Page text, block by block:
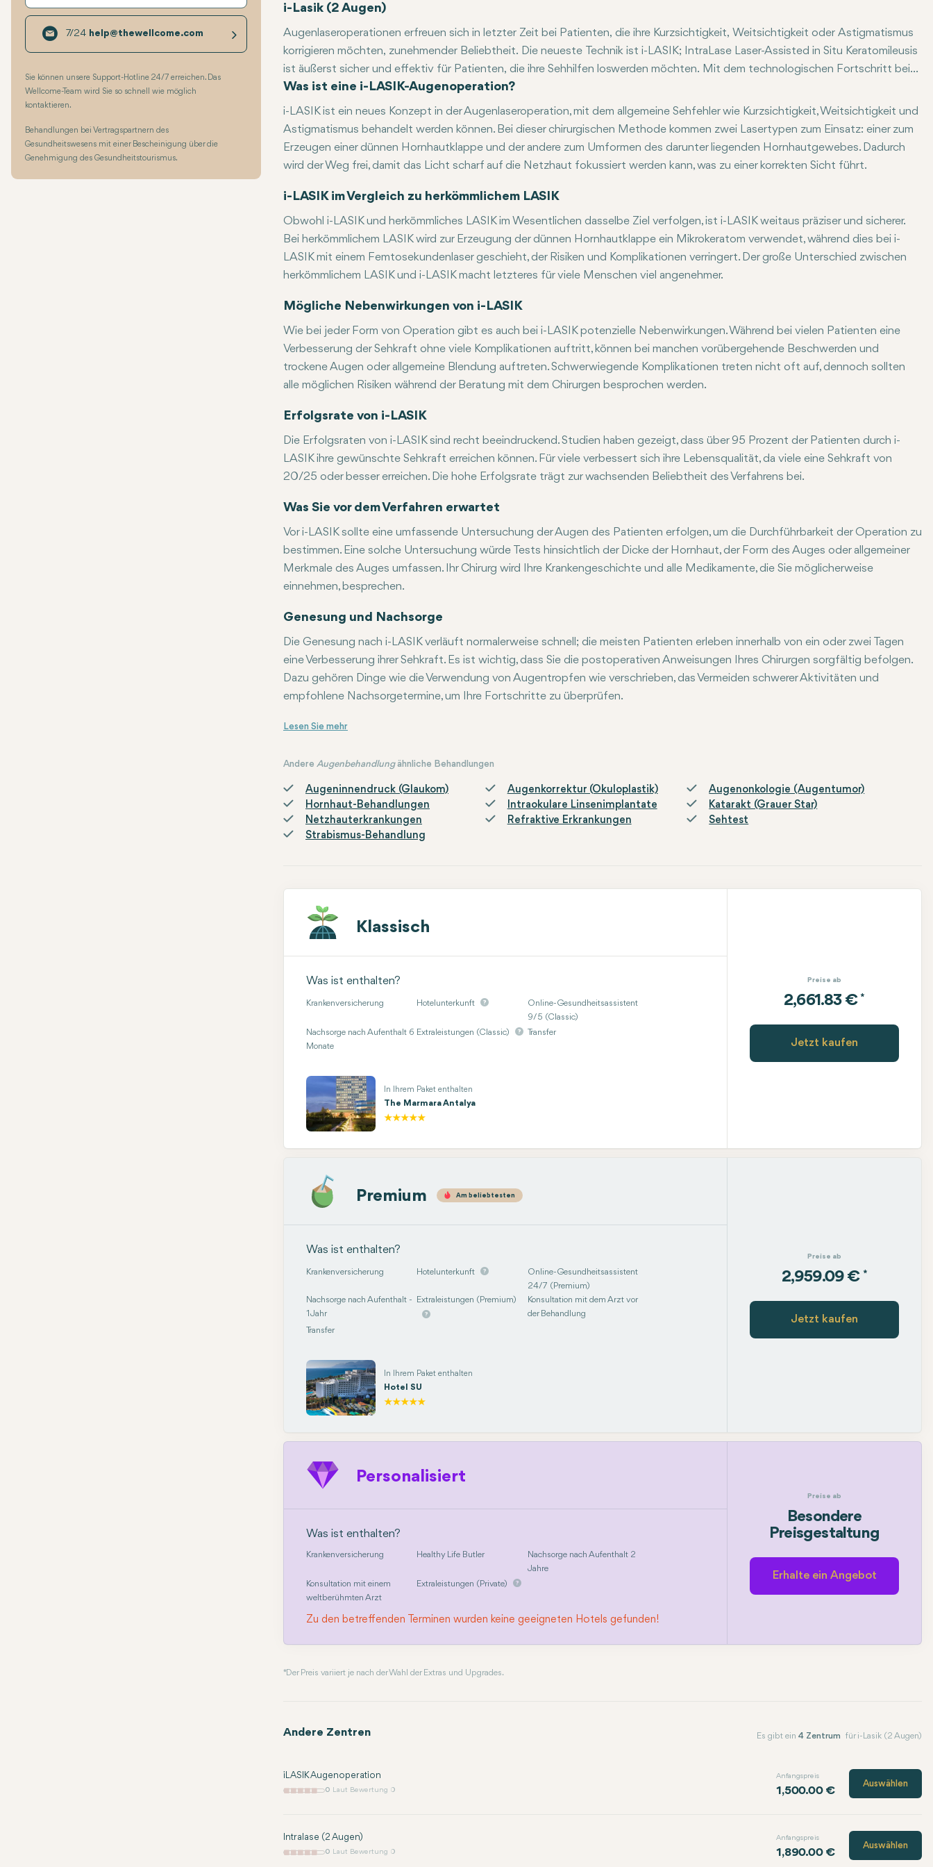
i-Lasik (2 Augen)
Augenlaseroperationen erfreuen sich in letzter Zeit bei Patienten, die ihre Kurzsichtigkeit, Weitsichtigkeit oder Astigmatismus
korrigieren möchten, zunehmender Beliebtheit. Die neueste Technik ist i-LASIK; IntraLase Laser-Assisted in Situ Keratomileusis
ist äußerst sicher und effektiv für Patienten, die ihre Sehhilfen loswerden möchten. Mit dem technologischen Fortschritt bei
diesem Verfahren interessieren sich immer mehr Menschen für die Operation, da sie zahlreiche Vorteile bietet und eine hohe
Erfolgsquote aufweist.
Neuartige Kombination aus Femtosekundenlaserpräzision und wellenfrontgeführten Techniken – vier Kennzeichen des i-
Was ist eine i-LASIK-Augenoperation?
i-LASIK ist ein neues Konzept in der Augenlaseroperation, mit dem allgemeine Sehfehler wie Kurzsichtigkeit, Weitsichtigkeit und
Astigmatismus behandelt werden können. Bei dieser chirurgischen Methode kommen zwei Lasertypen zum Einsatz: einer zum
Erzeugen einer dünnen Hornhautklappe und der andere zum Umformen des darunter liegenden Hornhautgewebes. Dadurch
wird der Weg frei, damit das Licht scharf auf die Netzhaut fokussiert werden kann, was zu einer korrekten Sicht führt.
i-LASIK im Vergleich zu herkömmlichem LASIK
Obwohl i-LASIK und herkömmliches LASIK im Wesentlichen dasselbe Ziel verfolgen, ist i-LASIK weitaus präziser und sicherer.
Bei herkömmlichem LASIK wird zur Erzeugung der dünnen Hornhautklappe ein Mikrokeratom verwendet, während dies bei i-
LASIK mit einem Femtosekundenlaser geschieht, der Risiken und Komplikationen verringert. Der große Unterschied zwischen
herkömmlichem LASIK und i-LASIK macht letzteres für viele Menschen viel angenehmer.
Mögliche Nebenwirkungen von i-LASIK
Wie bei jeder Form von Operation gibt es auch bei i-LASIK potenzielle Nebenwirkungen. Während bei vielen Patienten eine
Verbesserung der Sehkraft ohne viele Komplikationen auftritt, können bei manchen vorübergehende Beschwerden und
trockene Augen oder allgemeine Blendung auftreten. Schwerwiegende Komplikationen treten nicht oft auf, dennoch sollten
alle möglichen Risiken während der Beratung mit dem Chirurgen besprochen werden.
Erfolgsrate von i-LASIK
Die Erfolgsraten von i-LASIK sind recht beeindruckend. Studien haben gezeigt, dass über 95 Prozent der Patienten durch i-
LASIK ihre gewünschte Sehkraft erreichen können. Für viele verbessert sich ihre Lebensqualität, da viele eine Sehkraft von
20/25 oder besser erreichen. Die hohe Erfolgsrate trägt zur wachsenden Beliebtheit des Verfahrens bei.
Was Sie vor dem Verfahren erwartet
Vor i-LASIK sollte eine umfassende Untersuchung der Augen des Patienten erfolgen, um die Durchführbarkeit der Operation zu
bestimmen. Eine solche Untersuchung würde Tests hinsichtlich der Dicke der Hornhaut, der Form des Auges oder allgemeiner
Merkmale des Auges umfassen. Ihr Chirurg wird Ihre Krankengeschichte und alle Medikamente, die Sie möglicherweise
einnehmen, besprechen.
Genesung und Nachsorge
Die Genesung nach i-LASIK verläuft normalerweise schnell; die meisten Patienten erleben innerhalb von ein oder zwei Tagen
eine Verbesserung ihrer Sehkraft. Es ist wichtig, dass Sie die postoperativen Anweisungen Ihres Chirurgen sorgfältig befolgen.
Dazu gehören Dinge wie die Verwendung von Augentropfen wie verschrieben, das Vermeiden schwerer Aktivitäten und
empfohlene Nachsorgetermine, um Ihre Fortschritte zu überprüfen.
i-LASIK ist in der Tat eine revolutionäre Lösung für Menschen, die im Alltag keine Brille oder Kontaktlinsen tragen möchten.
Andere Augenbehandlungähnliche Behandlungen
Augeninnendruck (Glaukom) Augenkorrektur (Okuloplastik)
Augenonkologie (Augentumor)
Hornhaut-Behandlungen
Intraokulare Linsenimplantate
Katarakt (Grauer Star)
Netzhauterkrankungen
Refraktive Erkrankungen
Sehtest
Strabismus-Behandlung
Klassisch
Was ist enthalten?
Krankenversicherung Hotelunterkunft
Online-Gesundheitsassistent
9/5 (Classic)
Nachsorge nach Aufenthalt 6
Monate
Extraleistungen (Classic) Transfer
In Ihrem Paket enthalten
The Marmara Antalya
Preise ab
2,661.83 € *
Jetzt kaufen
Premium Am beliebtesten
Was ist enthalten?
Krankenversicherung Hotelunterkunft
Online-Gesundheitsassistent
24/7 (Premium)
Nachsorge nach Aufenthalt -
1 Jahr
Extraleistungen (Premium)
Konsultation mit dem Arzt vor
der Behandlung
Transfer
In Ihrem Paket enthalten
Hotel SU
Preise ab
2,959.09 € *
Jetzt kaufen
Personalisiert
Was ist enthalten?
Krankenversicherung Healthy Life Butler
Nachsorge nach Aufenthalt 2
Jahre
Konsultation mit einem
weltberühmten Arzt
Extraleistungen (Private)
Zu den betreffenden Terminen wurden keine geeigneten Hotels gefunden!
Preise ab
Besondere
Preisgestaltung
Erhalte ein Angebot
* Der Preis variiert je nach der Wahl der Extras und Upgrades.
Andere Zentren Es gibt ein 4 Zentrum für i-Lasik (2 Augen)
iLASIK Augenoperation
0 Laut Bewertung 0
Anfangspreis
1,500.00 €
Auswählen
Intralase (2 Augen)
0 Laut Bewertung 0
Anfangspreis
1,890.00 €
Auswählen
7/24 help@thewellcome.com
Sie können unsere Support-Hotline 24/7 erreichen. Das
Wellcome-Team wird Sie so schnell wie möglich
kontaktieren.
Behandlungen bei Vertragspartnern des
Gesundheitswesens mit einer Bescheinigung über die
Genehmigung des Gesundheitstourismus.